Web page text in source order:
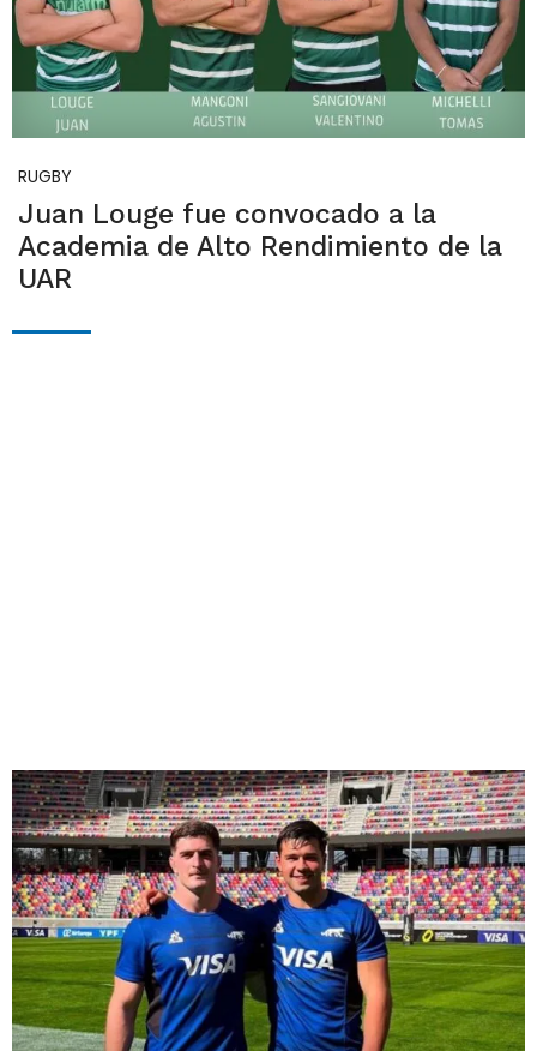
RUGBY
Juan Louge fue convocado a la
Academia de Alto Rendimiento de la
UAR